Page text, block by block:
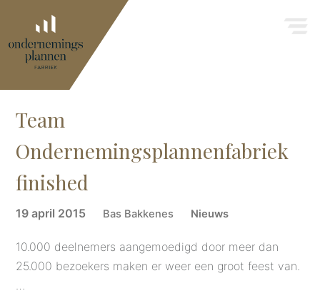
Team
Ondernemingsplannenfabriek
finished
19 april 2015 Bas Bakkenes Nieuws
10.000 deelnemers aangemoedigd door meer dan
25.000 bezoekers maken er weer een groot feest van.
…